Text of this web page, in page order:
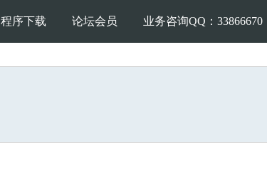
程序下载 论坛会员 业务咨询QQ：33866670